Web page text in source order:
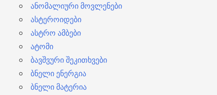
ანომალიური მოვლენები
ასტეროიდები
ასტრო ამბები
ატომი
ბავშვური შეკითხვები
ბნელი ენერგია
ბნელი მატერია